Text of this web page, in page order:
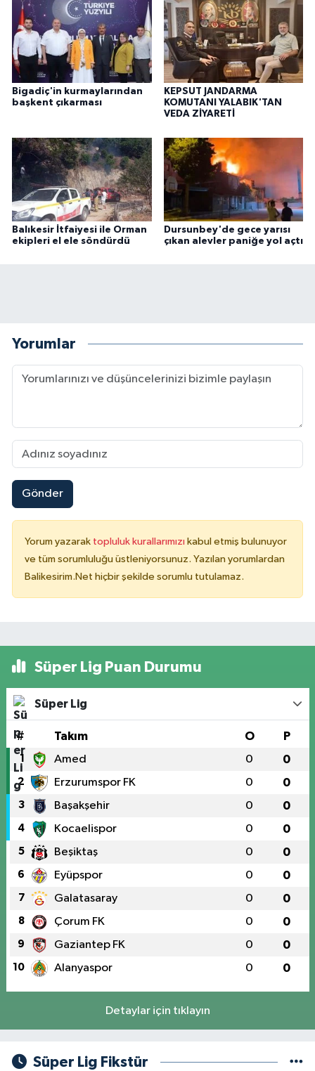
Bigadiç'in kurmaylarından
başkent çıkarması
KEPSUT JANDARMA
KOMUTANI YALABIK'TAN
VEDA ZİYARETİ
Balıkesir İtfaiyesi ile Orman
ekipleri el ele söndürdü
Dursunbey'de gece yarısı
çıkan alevler paniğe yol açtı
Yorumlar
Gönder
Yorum yazarak topluluk kurallarımızı kabul etmiş bulunuyor
ve tüm sorumluluğu üstleniyorsunuz. Yazılan yorumlardan
Balikesirim.Net hiçbir şekilde sorumlu tutulamaz.
Süper Lig Puan Durumu
Süper Lig
# Takım O P
1 Amed 0 0
2 Erzurumspor FK 0 0
3 Başakşehir 0 0
4 Kocaelispor 0 0
5 Beşiktaş 0 0
6 Eyüpspor 0 0
7 Galatasaray 0 0
8 Çorum FK 0 0
9 Gaziantep FK 0 0
10 Alanyaspor 0 0
Detaylar için tıklayın
Süper Lig Fikstür